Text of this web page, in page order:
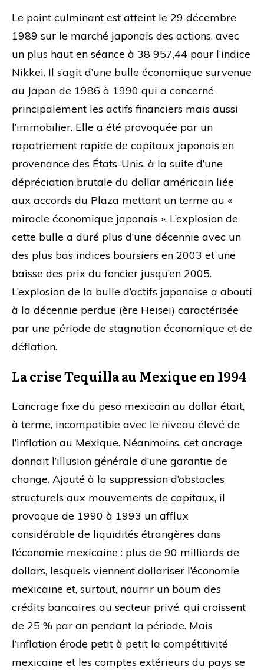
Le point culminant est atteint le 29 décembre
1989 sur le marché japonais des actions, avec
un plus haut en séance à 38 957,44 pour l’indice
Nikkei. Il s’agit d’une bulle économique survenue
au Japon de 1986 à 1990 qui a concerné
principalement les actifs financiers mais aussi
l’immobilier. Elle a été provoquée par un
rapatriement rapide de capitaux japonais en
provenance des États-Unis, à la suite d’une
dépréciation brutale du dollar américain liée
aux accords du Plaza mettant un terme au «
miracle économique japonais ». L’explosion de
cette bulle a duré plus d’une décennie avec un
des plus bas indices boursiers en 2003 et une
baisse des prix du foncier jusqu’en 2005.
L’explosion de la bulle d’actifs japonaise a abouti
à la décennie perdue (ère Heisei) caractérisée
par une période de stagnation économique et de
déflation.
La crise Tequilla au Mexique en 1994
L’ancrage fixe du peso mexicain au dollar était,
à terme, incompatible avec le niveau élevé de
l’inflation au Mexique. Néanmoins, cet ancrage
donnait l’illusion générale d’une garantie de
change. Ajouté à la suppression d’obstacles
structurels aux mouvements de capitaux, il
provoque de 1990 à 1993 un afflux
considérable de liquidités étrangères dans
l’économie mexicaine : plus de 90 milliards de
dollars, lesquels viennent dollariser l’économie
mexicaine et, surtout, nourrir un boum des
crédits bancaires au secteur privé, qui croissent
de 25 % par an pendant la période. Mais
l’inflation érode petit à petit la compétitivité
mexicaine et les comptes extérieurs du pays se